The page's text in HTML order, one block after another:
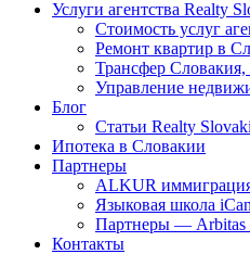
Услуги агентства Realty
Стоимость услуг
Ремонт квартир в
Трансфер
Управление
Блог
Статьи Realty
Ипотека в Словакии
Партнеры
ALKUR
Языковая школа
Партнеры — Arbitas
Контакты